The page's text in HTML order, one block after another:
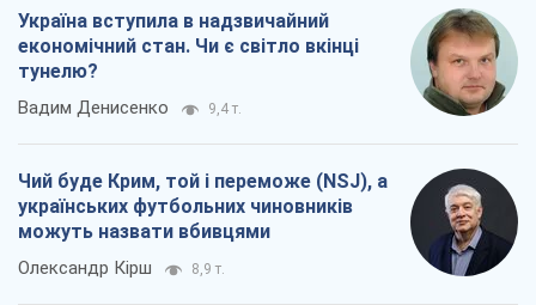
Україна вступила в надзвичайний
економічний стан. Чи є світло вкінці
тунелю?
Вадим Денисенко 9,4 т.
Чий буде Крим, той і переможе (NSJ), а
українських футбольних чиновників
можуть назвати вбивцями
Олександр Кірш 8,9 т.